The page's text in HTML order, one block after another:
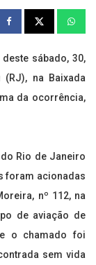
sábado, 30,
na Baixada
da ocorrência,
Rio de Janeiro
foram acionadas
nº 112, na
de aviação de
o chamado foi
sem vida